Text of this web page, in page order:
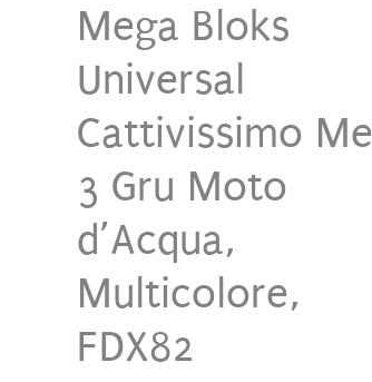
Mega Bloks
Universal
Cattivissimo Me
3 Gru Moto
d’Acqua,
Multicolore,
FDX82